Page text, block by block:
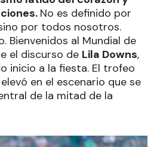
No es definido por
por todos nosotros.
Bienvenidos al Mundial de
el discurso de Lila Downs,
inicio a la fiesta. El trofeo
en el escenario que se
de la mitad de la